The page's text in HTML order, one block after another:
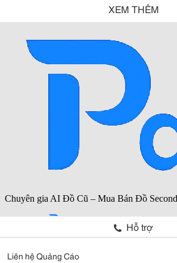
XEM THÊM
Hỗ trợ
Liên hệ Quảng Cáo